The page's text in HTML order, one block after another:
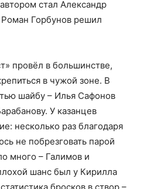
стал Александр
Горбунов решил
провёл в большинстве,
в чужой зоне. В
шайбу – Илья Сафонов
У казанцев
несколько раз благодаря
не побрезговать парой
много – Галимов и
шанс был у Кирилла